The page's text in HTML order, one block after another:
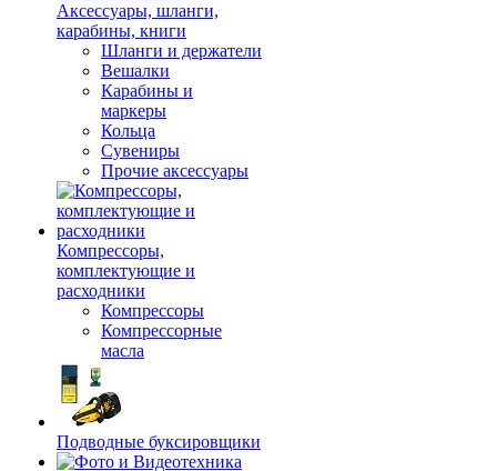
Аксессуары, шланги,
карабины, книги
Шланги и держатели
Вешалки
Карабины и
маркеры
Кольца
Сувениры
Прочие аксессуары
Компрессоры,
комплектующие и
расходники
Компрессоры
Компрессорные
масла
Подводные буксировщики